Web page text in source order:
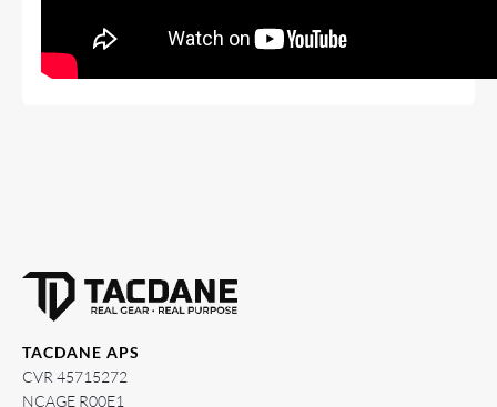
TACDANE APS
CVR 45715272
NCAGE R00E1